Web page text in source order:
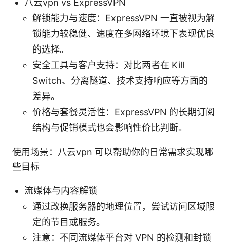
八云vpn vs ExpressVPN
解锁能力与速度：ExpressVPN 一直被视为解
锁能力较稳健、速度在多网络环境下表现优良
的选择。
安全工具与客户支持：对比两者在 Kill
Switch、分离隧道、技术支持响应等方面的
差异。
价格与套餐灵活性：ExpressVPN 的长期订阅
结构与促销模式也会影响性价比判断。
使用场景：八云vpn 可以帮助你的日常需求实现哪
些目标
流媒体与内容解锁
通过改换服务器的地理位置，尝试访问区域限
定的节目或服务。
注意：不同流媒体平台对 VPN 的检测和封锁